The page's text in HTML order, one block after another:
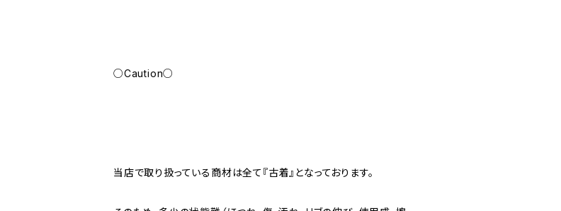
○Caution○
当店で取り扱っている商材は全て『古着』となっております。